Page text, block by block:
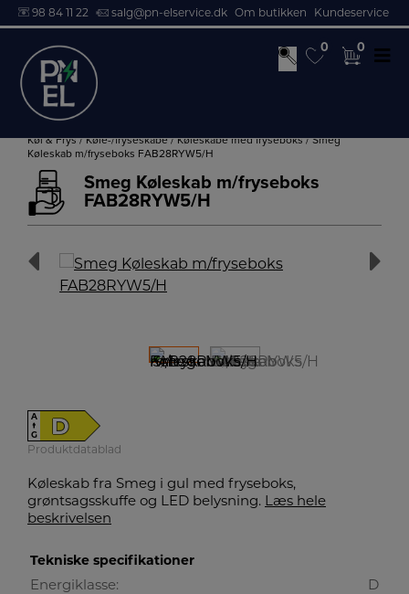
til
indholdet
98 84 11 22 salg@pn-elservice.dk Om butikken Kundeservice
0
0 0
0
Køl & Frys/Køle-/fryseskabe/Køleskabe med fryseboks/ Smeg
Køleskab m/fryseboks FAB28RYW5/H
Smeg Køleskab m/fryseboks
FAB28RYW5/H
A
↑
G
D
Produktdatablad
Køleskab fra Smeg i gul med fryseboks,
grøntsagsskuffe og LED belysning. Læs hele
beskrivelsen
Tekniske specifikationer
Energiklasse:
D